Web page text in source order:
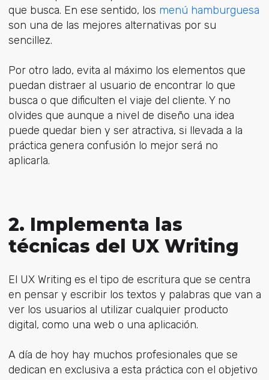
que busca. En ese sentido, los menú hamburguesa
son una de las mejores alternativas por su
sencillez.
Por otro lado, evita al máximo los elementos que
puedan distraer al usuario de encontrar lo que
busca o que dificulten el viaje del cliente. Y no
olvides que aunque a nivel de diseño una idea
puede quedar bien y ser atractiva, si llevada a la
práctica genera confusión lo mejor será no
aplicarla.
2. Implementa las
técnicas del UX Writing
El UX Writing es el tipo de escritura que se centra
en pensar y escribir los textos y palabras que van a
ver los usuarios al utilizar cualquier producto
digital, como una web o una aplicación.
A día de hoy hay muchos profesionales que se
dedican en exclusiva a esta práctica con el objetivo